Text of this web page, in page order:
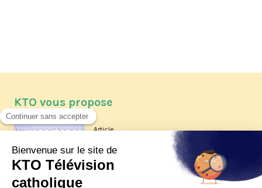
KTO vous propose
Article
Les reportages d'été 2026 de KTO